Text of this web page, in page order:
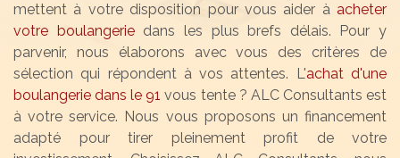
mettent à votre disposition pour vous aider à acheter
votre boulangeriedans les plus brefs délais. Pour y
parvenir, nous élaborons avec vous des critères de
sélection qui répondent à vos attentes. L'achat d'une
boulangerie dans le 91 vous tente ? ALC Consultants est
à votre service. Nous vous proposons un financement
adapté pour tirer pleinement profit de votre